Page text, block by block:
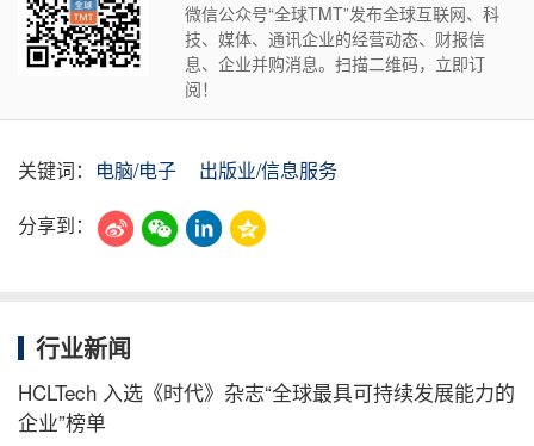
微信公众号“全球TMT”发布全球互联网、科
技、媒体、通讯企业的经营动态、财报信
息、企业并购消息。扫描二维码，立即订
阅！
关键词： 电脑/电子
出版业/信息服务
分享到：
行业新闻
HCLTech 入选《时代》杂志“全球最具可持续发展能力的
企业”榜单